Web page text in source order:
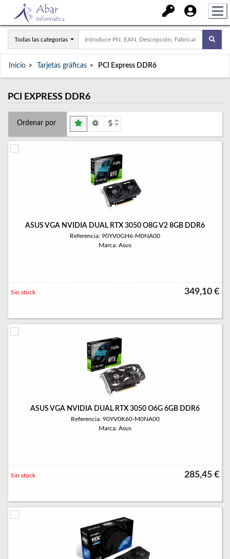
Todas las categorías
Inicio Tarjetas gráficas PCI Express DDR6
PCI EXPRESS DDR6
Ordenar por
ASUS VGA NVIDIA DUAL RTX 3050 O8G V2 8GB DDR6
Referencia: 90YV0GH6-M0NA00
Marca: Asus
349,10 €
Sin stock
ASUS VGA NVIDIA DUAL RTX 3050 O6G 6GB DDR6
Referencia: 90YV0K60-M0NA00
Marca: Asus
285,45 €
Sin stock